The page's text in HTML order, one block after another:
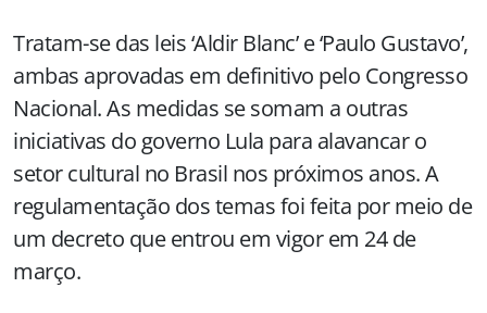
Tratam-se das leis ‘Aldir Blanc’ e ‘Paulo Gustavo’,
ambas aprovadas em definitivo pelo Congresso
Nacional. As medidas se somam a outras
iniciativas do governo Lula para alavancar o
setor cultural no Brasil nos próximos anos. A
regulamentação dos temas foi feita por meio de
um decreto que entrou em vigor em 24 de
março.